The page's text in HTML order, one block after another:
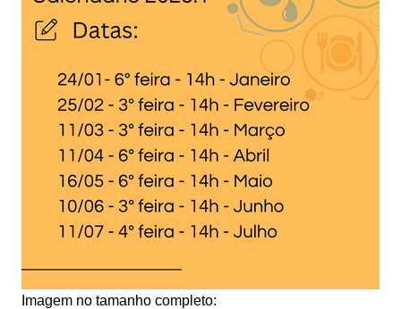
Imagem no tamanho completo: